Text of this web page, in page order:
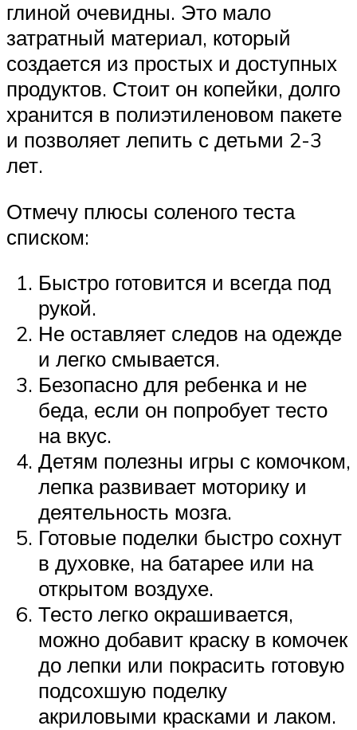
глиной очевидны. Это мало
затратный материал, который
создается из простых и доступных
продуктов. Стоит он копейки, долго
хранится в полиэтиленовом пакете
и позволяет лепить с детьми 2-3
лет.
Отмечу плюсы соленого теста
списком:
Быстро готовится и всегда под
рукой.
Не оставляет следов на одежде
и легко смывается.
Безопасно для ребенка и не
беда, если он попробует тесто
на вкус.
Детям полезны игры с комочком,
лепка развивает моторику и
деятельность мозга.
Готовые поделки быстро сохнут
в духовке, на батарее или на
открытом воздухе.
Тесто легко окрашивается,
можно добавит краску в комочек
до лепки или покрасить готовую
подсохшую поделку
акриловыми красками и лаком.